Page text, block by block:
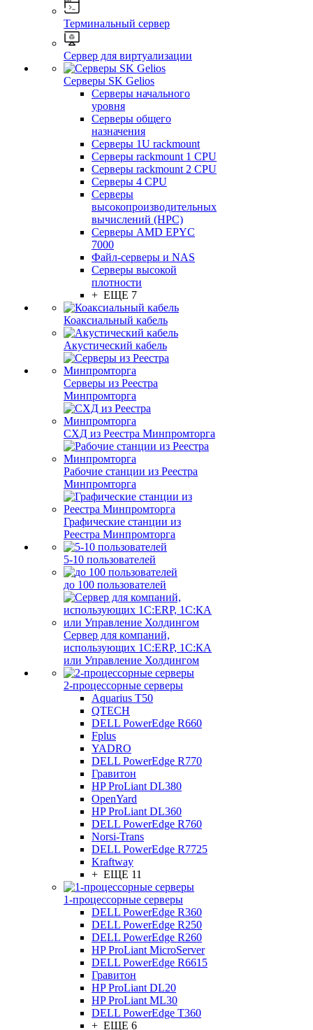
Терминальный сервер
Сервер для виртуализации
Серверы SK Gelios
Серверы начального
уровня
Серверы общего
назначения
Серверы 1U rackmount
Серверы rackmount 1 CPU
Серверы rackmount 2 CPU
Серверы 4 CPU
Серверы
высокопроизводительных
вычислений (HPC)
Серверы AMD EPYC
7000
Файл-серверы и NAS
Серверы высокой
плотности
+ ЕЩЕ 7
Коаксиальный кабель
Акустический кабель
Серверы из Реестра
Минпромторга
СХД из Реестра Минпромторга
Рабочие станции из Реестра
Минпромторга
Графические станции из
Реестра Минпромторга
5-10 пользователей
до 100 пользователей
Сервер для компаний,
использующих 1C:ERP, 1С:КА
или Управление Холдингом
2-процессорные серверы
Aquarius T50
QTECH
DELL PowerEdge R660
Fplus
YADRO
DELL PowerEdge R770
Гравитон
HP ProLiant DL380
OpenYard
HP ProLiant DL360
DELL PowerEdge R760
Norsi-Trans
DELL PowerEdge R7725
Kraftway
+ ЕЩЕ 11
1-процессорные серверы
DELL PowerEdge R360
DELL PowerEdge R250
DELL PowerEdge R260
HP ProLiant MicroServer
DELL PowerEdge R6615
Гравитон
HP ProLiant DL20
HP ProLiant ML30
DELL PowerEdge T360
+ ЕЩЕ 6